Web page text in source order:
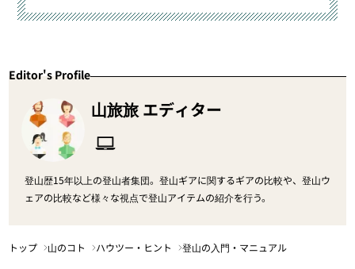
</strong>このようなことがないよう
Editor's Profile
山旅旅 エディター
登山歴15年以上の登山者集団。登山ギアに関するギアの比較や、登山ウ
ェアの比較など様々な視点で登山アイテムの紹介を行う。
トップ 山のコト ハウツー・ヒント 登山の入門・マニュアル